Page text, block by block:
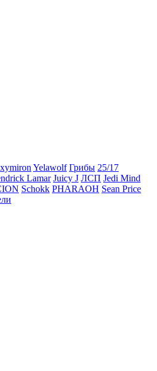
Yelawolf Грибы 25/17
Lamar Juicy J ЛСП Jedi Mind
Schokk PHARAOH Sean Price